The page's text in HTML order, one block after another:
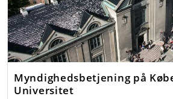
Myndighedsbetjening på
Universitet